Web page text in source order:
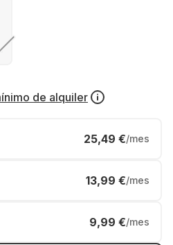
de alquiler
25,49 €/mes
13,99 €/mes
9,99 €/mes